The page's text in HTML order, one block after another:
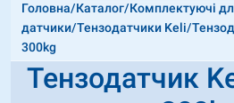
Головна/Каталог/Комплектуючі
датчики/Тензодатчики Keli/
300kg
Тензодатчик